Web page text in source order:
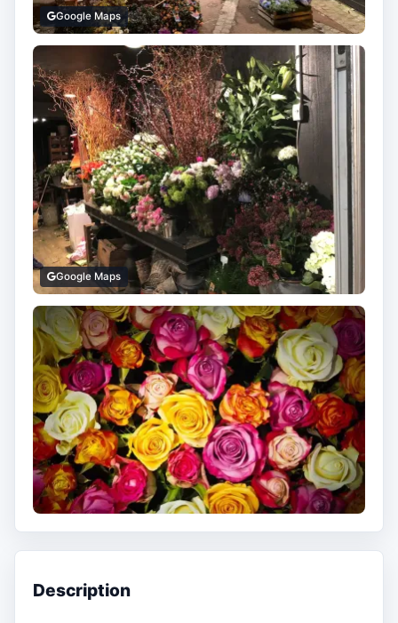
Google Maps
Google Maps
Description